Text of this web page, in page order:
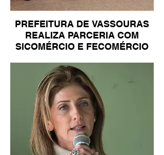
PREFEITURA DE VASSOURAS
REALIZA PARCERIA COM
SICOMÉRCIO E FECOMÉRCIO